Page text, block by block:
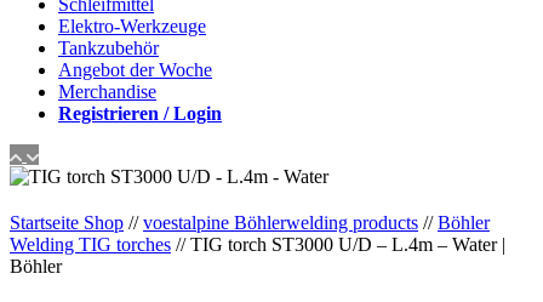
Schleifmittel
Elektro-Werkzeuge
Tankzubehör
Angebot der Woche
Merchandise
Registrieren / Login
Startseite Shop //voestalpine Böhlerwelding products //Böhler
Welding TIG torches // TIG torch ST3000 U/D – L.4m – Water |
Böhler